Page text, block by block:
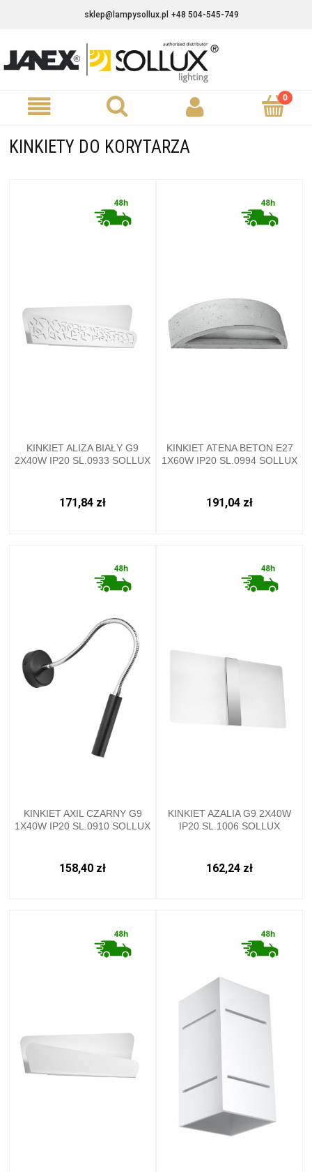
sklep@lampysollux.pl +48 504-545-749
KINKIETY DO KORYTARZA
KINKIET ALIZA BIAŁY G9
2X40W IP20 SL.0933 SOLLUX
171,84 zł
KINKIET ATENA BETON E27
1X60W IP20 SL.0994 SOLLUX
191,04 zł
KINKIET AXIL CZARNY G9
1X40W IP20 SL.0910 SOLLUX
158,40 zł
KINKIET AZALIA G9 2X40W
IP20 SL.1006 SOLLUX
162,24 zł